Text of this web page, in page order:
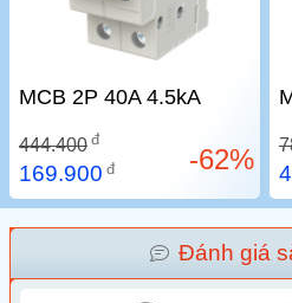
MCB 2P 40A 4.5kA
444.400 đ
169.900 đ -62%
Đánh giá